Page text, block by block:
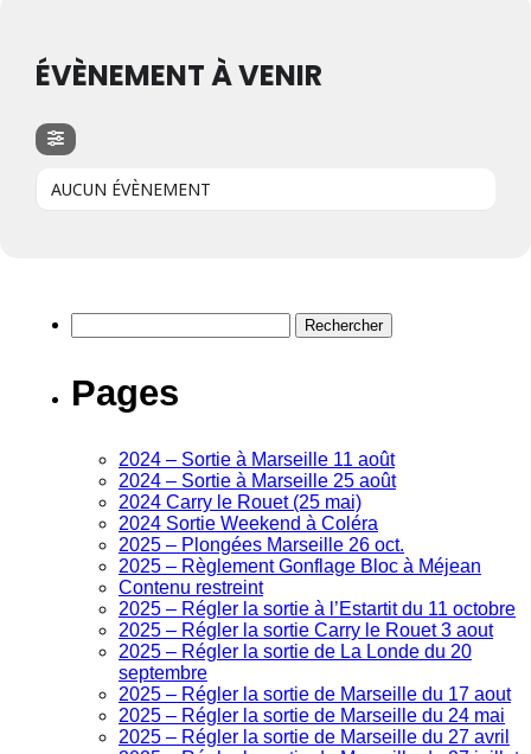
ÉVÈNEMENT À VENIR
AUCUN ÉVÈNEMENT
Pages
2024 – Sortie à Marseille 11 août
2024 – Sortie à Marseille 25 août
2024 Carry le Rouet (25 mai)
2024 Sortie Weekend à Coléra
2025 – Plongées Marseille 26 oct.
2025 – Règlement Gonflage Bloc à Méjean
Contenu restreint
2025 – Régler la sortie à l’Estartit du 11 octobre
2025 – Régler la sortie Carry le Rouet 3 aout
2025 – Régler la sortie de La Londe du 20
septembre
2025 – Régler la sortie de Marseille du 17 aout
2025 – Régler la sortie de Marseille du 24 mai
2025 – Régler la sortie de Marseille du 27 avril